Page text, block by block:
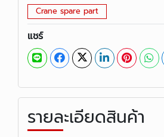
Crane spare part
แชร์
รายละเอียดสินค้า